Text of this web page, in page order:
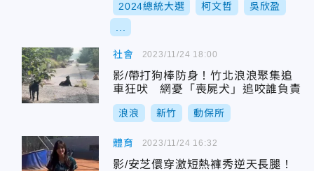
2024總統大選 柯文哲 吳欣盈
社會
影/帶打狗棒防身！竹北浪浪聚集追
車狂吠 網憂「喪屍犬」追咬誰負責
浪浪 新竹 動保所
2023/11/24 18:00
體育
影/安芝儇穿激短熱褲秀逆天長腿！
2023/11/24 16:32